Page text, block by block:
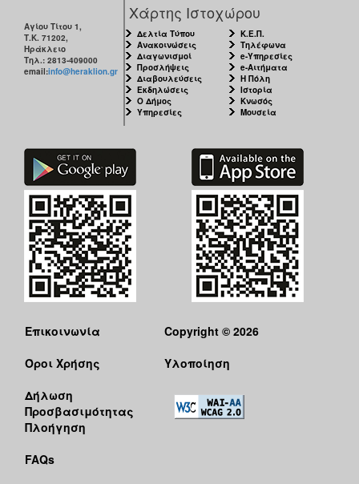
Αγίου Τίτου 1,
Τ.Κ. 71202,
Ηράκλειο
Τηλ.: 2813-409000
email:info@heraklion.gr
Χάρτης Ιστοχώρου
Δελτία Τύπου
Ανακοινώσεις
Διαγωνισμοί
Προσλήψεις
Διαβουλεύσεις
Εκδηλώσεις
Ο Δήμος
Υπηρεσίες
Κ.Ε.Π.
Τηλέφωνα
e-Υπηρεσίες
e-Αιτήματα
Η Πόλη
Ιστορία
Κνωσός
Μουσεία
Επικοινωνία
Όροι Χρήσης
Δήλωση
Προσβασιμότητας
Πλοήγηση
FAQs
Copyright © 2026
Υλοποίηση